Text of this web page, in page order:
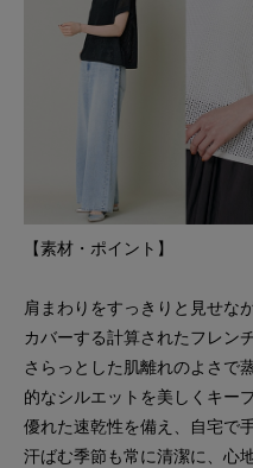
【素材・ポイント】
肩まわりをすっきりと見せな
カバーする計算されたフレン
さらっとした肌離れのよさで
的なシルエットを美しくキー
優れた速乾性を備え、自宅で
汗ばむ季節も常に清潔に、心